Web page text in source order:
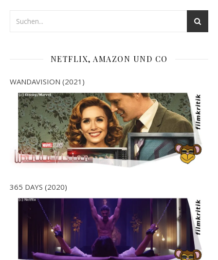
NETFLIX, AMAZON UND CO
WANDAVISION (2021)
365 DAYS (2020)